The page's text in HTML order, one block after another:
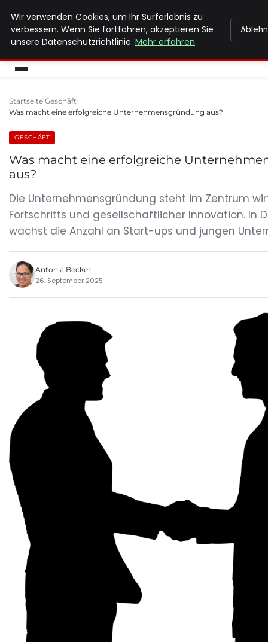
MAX NEUKIRCHNER
Startseite Geschäft
Was macht eine erfolgreiche Unternehmensgründung aus?
GESCHÄFT
Was macht eine erfolgreiche
aus?
Die Unternehmensgründung steht im Zentrum
Fortschritts und gesellschaftlicher Innovation. In
wächst die Anzahl an Start-ups und jungen
Antonia Becker
26. September 2025
Wir verwenden Cookies, um Ihr Surferlebnis zu
verbessern. Wenn Sie fortfahren, akzeptieren Sie
unsere Datenschutzrichtlinie. Mehr erfahren